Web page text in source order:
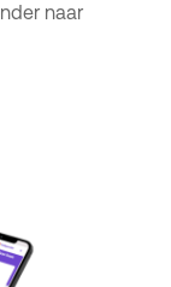
naar